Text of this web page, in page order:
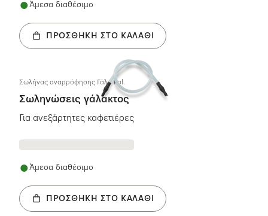
Άμεσα διαθέσιμο
ΠΡΟΣΘΉΚΗ ΣΤΟ ΚΑΛΆΘΙ
Σωλήνας αναρρόφησης Γάλα kpl.
Σωληνώσεις γάλακτος
Για ανεξάρτητες καφετιέρες
Άμεσα διαθέσιμο
ΠΡΟΣΘΉΚΗ ΣΤΟ ΚΑΛΆΘΙ